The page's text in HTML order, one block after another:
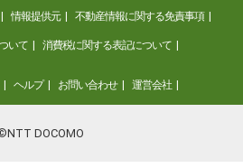
情報提供元 不動産情報に関する免責事項
いて 消費税に関する表記について
ヘルプ お問い合わせ 運営会社
DOCOMO